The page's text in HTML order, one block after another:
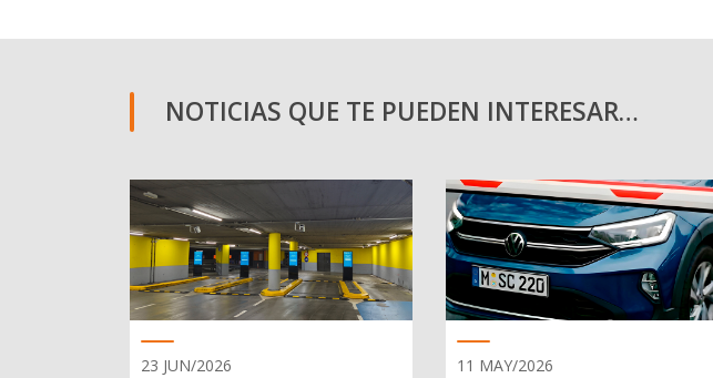
NOTICIAS QUE TE PUEDEN INTERESAR…
23 JUN/2026 11 MAY/2026